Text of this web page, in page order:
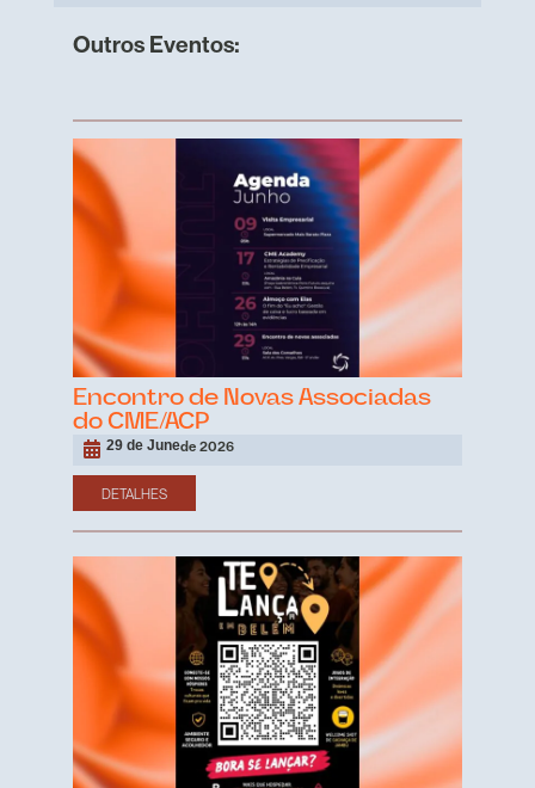
Outros Eventos:
Encontro de Novas Associadas
do CME/ACP
29 de Junede 2026
DETALHES